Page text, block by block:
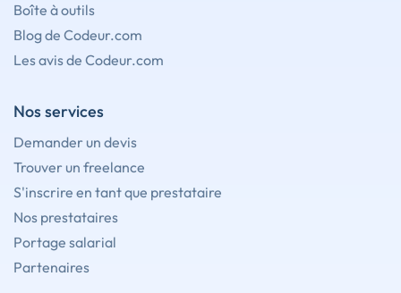
Boîte à outils
Blog de Codeur.com
Les avis de Codeur.com
Nos services
Demander un devis
Trouver un freelance
S'inscrire en tant que prestataire
Nos prestataires
Portage salarial
Partenaires